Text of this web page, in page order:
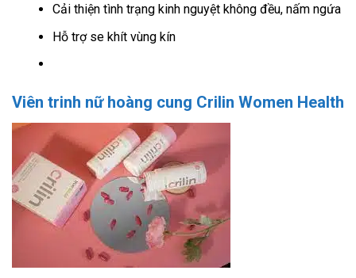
Cải thiện tình trạng kinh nguyệt không đều, nấm ngứa
Hỗ trợ se khít vùng kín
Viên trinh nữ hoàng cung Crilin Women Health